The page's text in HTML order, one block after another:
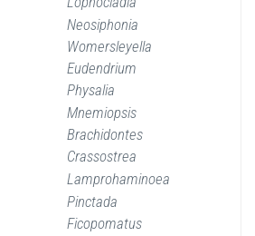
Neosiphonia
Womersleyella
Eudendrium
Physalia
Mnemiopsis
Brachidontes
Crassostrea
Lamprohaminoea
Pinctada
Ficopomatus